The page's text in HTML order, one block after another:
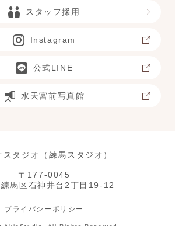
スタッフ採用
Instagram
公式LINE
水天宮前写真館
スタジオ（練馬スタジオ）
〒177-0045
馬区石神井台2丁目19-12
プライバシーポリシー